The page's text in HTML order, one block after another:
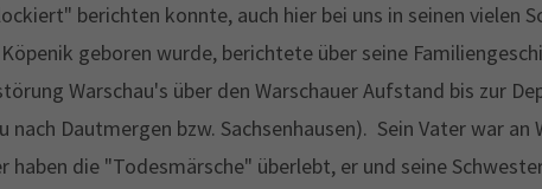
berichten konnte, auch hier bei uns in seinen vielen
geboren wurde, berichtete über seine
Warschau's über den Warschauer Aufstand bis zur
nach Dautmergen bzw. Sachsenhausen). Sein Vater war
haben die "Todesmärsche" überlebt, er und seine